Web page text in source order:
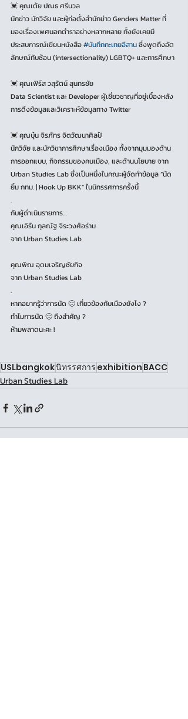
💓 คุณเต้ย ปณธ ศรีนวล
นักข่าว นักวิจัย และผู้ก่อตั้งสำนักข่าว Genders Matter ที่
มองเรื่องเพศนอกตำราอย่างหลากหลาย ทั้งยังเคยมี
ประสบการณ์เขียนหนังสือ #บันทึกกะเทยอีสาน ซึ่งพูดถึงอัต
ลักษณ์ทับซ้อน (intersectionality) LGBTQ+ และการศึกษา
💓 คุณเฟิร์ส วสุรัตน์ สุนทรชัย
Data Scientist และ Developer ผู้เชี่ยวชาญที่อยู่เบื้องหลัง
การดึงข้อมูลและวิเคราะห์ข้อมูลทาง Twitter
💓 คุณบุ๋น จิรภัทร จิตวัฒนาศิลป์
นักวิจัย และนักวิชาการศึกษาเรื่องเมือง ทั้งจากมุมมองด้าน
การออกแบบ, กิจกรรมของคนเมือง, และด้านนโยบาย จาก
Urban Studies Lab ซึ่งเป็นหนึ่งในคณะผู้จัดทำข้อมูล “นัด
ยิ้ม กทม. | Hook Up BKK” ในนิทรรศการครั้งนี้
.
กับผู้ดำเนินรายการ…
คุณเอิร์น กุลณัฐ จิระวงศ์อร่าม
จาก Urban Studies Lab
คุณพิณ อุดมเจริญชัยกิจ
จาก Urban Studies Lab
.
หากอยากรู้ว่าการนัด 🙂 เกี่ยวข้องกับเมืองยังไง ?
ทำไมการนัด 🙂 ถึงสำคัญ ?
ห้ามพลาดนะคะ !
USLbangkokนิทรรศการ exhibition BACC
Urban Studies Lab